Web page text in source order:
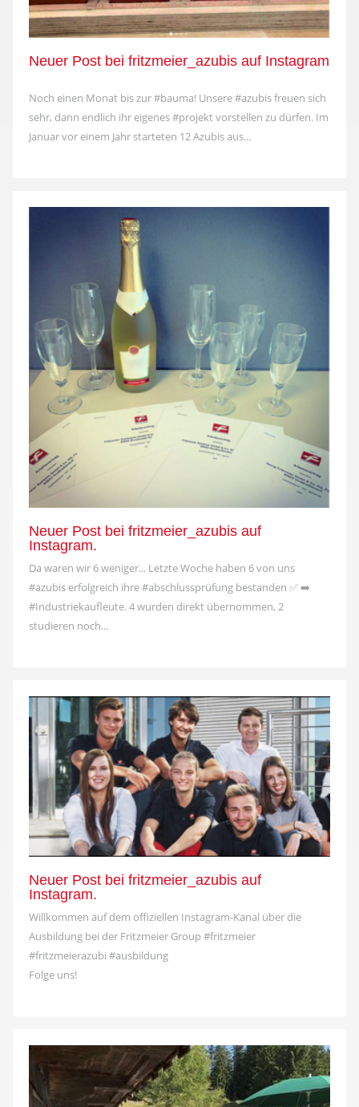
Neuer Post bei fritzmeier_azubis auf Instagram
Noch einen Monat bis zur #bauma! Unsere #azubis freuen sich
sehr, dann endlich ihr eigenes #projekt vorstellen zu dürfen. Im
Januar vor einem Jahr starteten 12 Azubis aus...
Neuer Post bei fritzmeier_azubis auf
Instagram.
Da waren wir 6 weniger... Letzte Woche haben 6 von uns
#azubis erfolgreich ihre #abschlussprüfung bestanden ✅ ➡️
#Industriekaufleute. 4 wurden direkt übernommen, 2
studieren noch...
Neuer Post bei fritzmeier_azubis auf
Instagram.
Willkommen auf dem offiziellen Instagram-Kanal über die
Ausbildung bei der Fritzmeier Group #fritzmeier
#fritzmeierazubi #ausbildung
Folge uns!